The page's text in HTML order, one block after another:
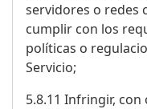
servidores o redes
cumplir con los
políticas o
Servicio;
5.8.11 Infringir,